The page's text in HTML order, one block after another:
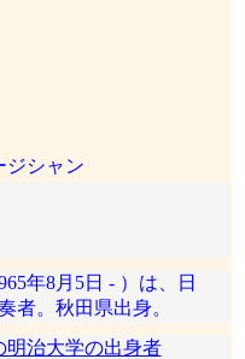
ジシャン
年8月5日 - ）は、日
者。秋田県出身。
明治大学の出身者